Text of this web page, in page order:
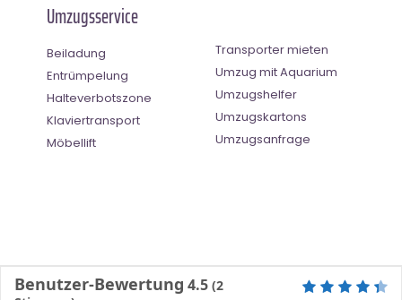
Umzugsservice
Beiladung
Entrümpelung
Halteverbotszone
Klaviertransport
Möbellift
Transporter mieten
Umzug mit Aquarium
Umzugshelfer
Umzugskartons
Umzugsanfrage
Benutzer-Bewertung 4.5 (2